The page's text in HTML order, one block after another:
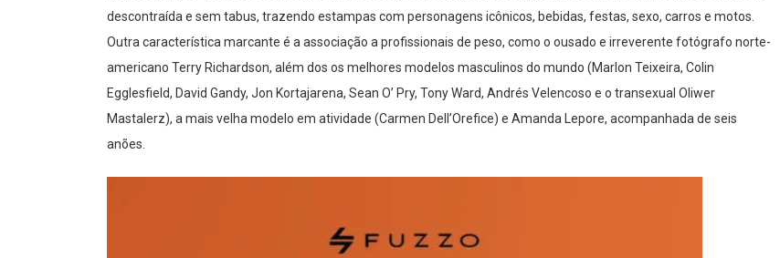
descontraída e sem tabus, trazendo estampas com personagens icônicos, bebidas, festas, sexo, carros e motos.
Outra característica marcante é a associação a profissionais de peso, como o ousado e irreverente fotógrafo norte-
americano Terry Richardson, além dos os melhores modelos masculinos do mundo (Marlon Teixeira, Colin
Egglesfield, David Gandy, Jon Kortajarena, Sean O’ Pry, Tony Ward, Andrés Velencoso e o transexual Oliwer
Mastalerz), a mais velha modelo em atividade (Carmen Dell’Orefice) e Amanda Lepore, acompanhada de seis
anões.